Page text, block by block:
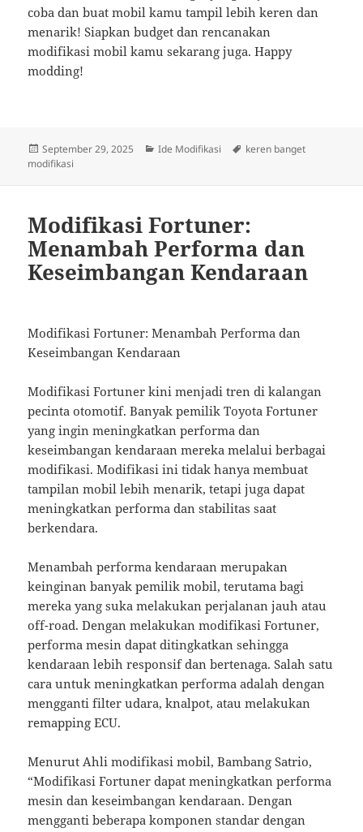
coba dan buat mobil kamu tampil lebih keren dan
menarik! Siapkan budget dan rencanakan
modifikasi mobil kamu sekarang juga. Happy
modding!
Posted
on
September 29, 2025 Categories
Ide Modifikasi Tags
keren banget
modifikasi
Modifikasi Fortuner:
Menambah Performa dan
Keseimbangan Kendaraan
Modifikasi Fortuner: Menambah Performa dan
Keseimbangan Kendaraan
Modifikasi Fortuner kini menjadi tren di kalangan
pecinta otomotif. Banyak pemilik Toyota Fortuner
yang ingin meningkatkan performa dan
keseimbangan kendaraan mereka melalui berbagai
modifikasi. Modifikasi ini tidak hanya membuat
tampilan mobil lebih menarik, tetapi juga dapat
meningkatkan performa dan stabilitas saat
berkendara.
Menambah performa kendaraan merupakan
keinginan banyak pemilik mobil, terutama bagi
mereka yang suka melakukan perjalanan jauh atau
off-road. Dengan melakukan modifikasi Fortuner,
performa mesin dapat ditingkatkan sehingga
kendaraan lebih responsif dan bertenaga. Salah satu
cara untuk meningkatkan performa adalah dengan
mengganti filter udara, knalpot, atau melakukan
remapping ECU.
Menurut Ahli modifikasi mobil, Bambang Satrio,
“Modifikasi Fortuner dapat meningkatkan performa
mesin dan keseimbangan kendaraan. Dengan
mengganti beberapa komponen standar dengan